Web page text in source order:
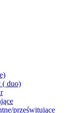
( duo)
prześwitujące